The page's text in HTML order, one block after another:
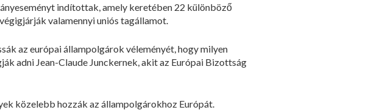
indítottak, amely keretében 22 különböző
valamennyi uniós tagállamot.
az európai állampolgárok véleményét, hogy milyen
adni Jean-Claude Junckernek, akit az Európai Bizottság
közelebb hozzák az állampolgárokhoz Európát.